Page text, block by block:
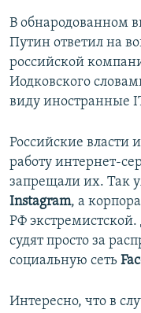
В обнародованном
Путин ответил на
российской
Иодковского
виду иностранные
Российские власти
работу интернет-
запрещали их. Так
Instagram, а
РФ экстремистской.
судят просто за
социальную сеть
Интересно, что в